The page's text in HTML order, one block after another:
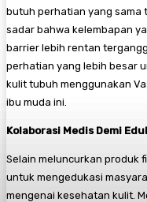
butuh perhatian yang sama
sadar bahwa kelembapan
barrier lebih rentan
perhatian yang lebih besar
kulit tubuh menggunakan
ibu muda ini.
Kolaborasi Medis Demi
​Selain meluncurkan produk
untuk mengedukasi
mengenai kesehatan kulit.